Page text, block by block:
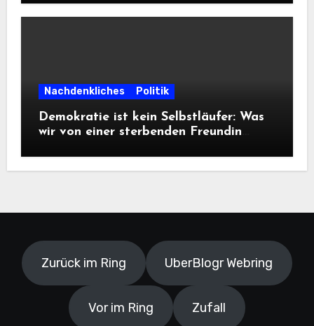
Informationsfreiheit!
Nachdenkliches Politik
Demokratie ist kein Selbstläufer: Was
wir von einer sterbenden Freundin
Zurück im Ring UberBlogr Webring
Vor im Ring Zufall